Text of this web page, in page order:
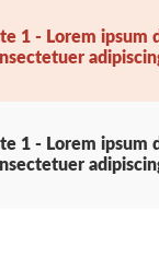
1 - Lorem ipsum
1 - Lorem ipsum